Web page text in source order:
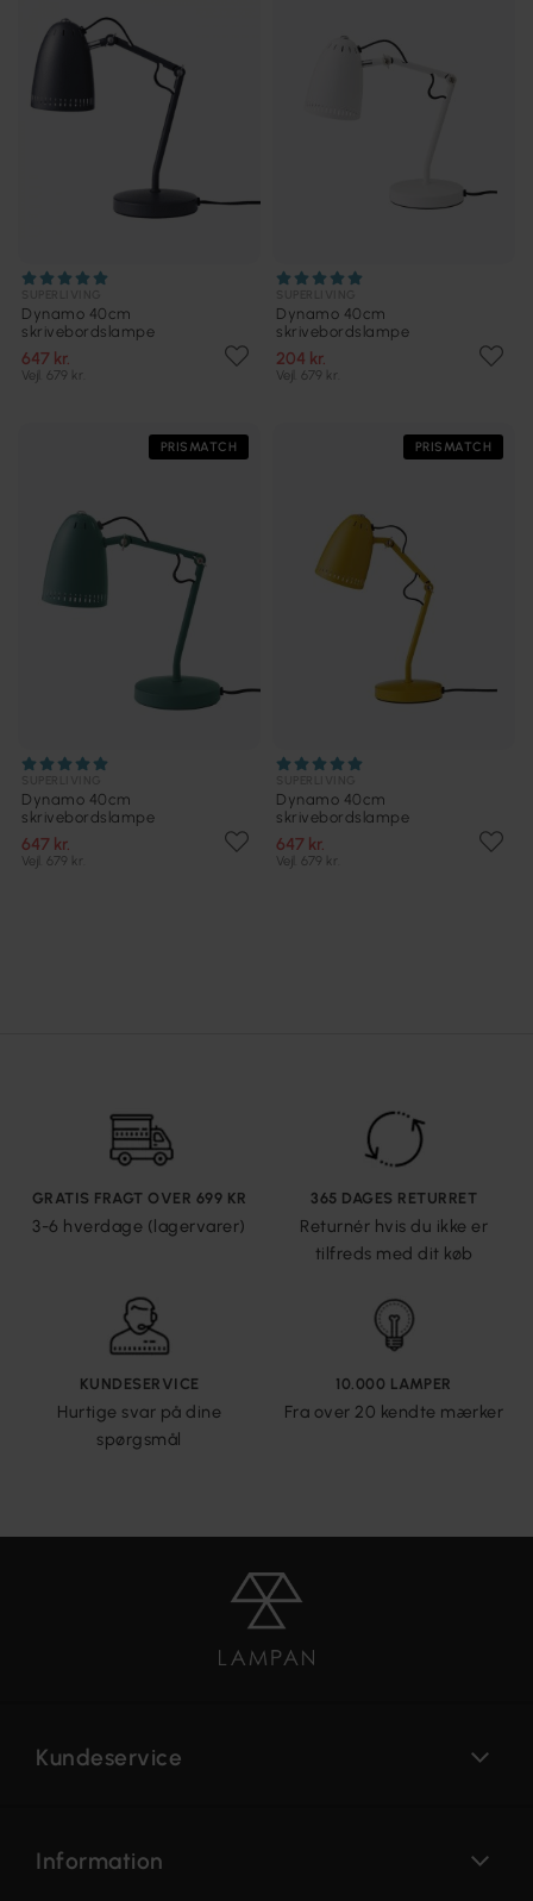
Dynamo 40cm
skrivebordslampe
647 kr.
Vejl. 679 kr.
Dynamo 40cm
skrivebordslampe
204 kr.
Vejl. 679 kr.
PRISMATCH
Dynamo 40cm
skrivebordslampe
647 kr.
Vejl. 679 kr.
PRISMATCH
Dynamo 40cm
skrivebordslampe
647 kr.
Vejl. 679 kr.
GRATIS FRAGT OVER 699 KR
3-6 hverdage (lagervarer)
365 DAGES RETURRET
Returnér hvis du ikke er
tilfreds med dit køb
KUNDESERVICE
Hurtige svar på dine
spørgsmål
10.000 LAMPER
Fra over 20 kendte mærker
Kundeservice
Information